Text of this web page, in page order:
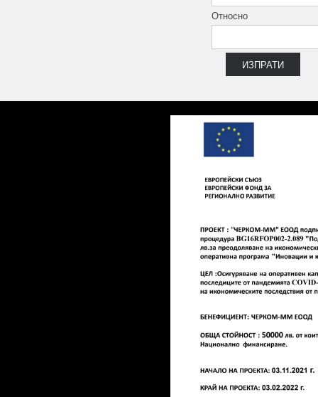
Относно